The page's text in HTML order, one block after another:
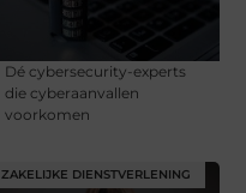
Dé cybersecurity-experts
die cyberaanvallen
voorkomen
ZAKELIJKE DIENSTVERLENING